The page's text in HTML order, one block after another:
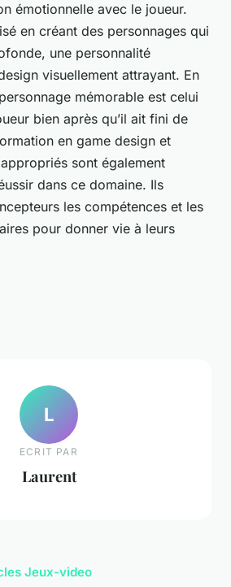
émotionnelle avec le joueur.
en créant des personnages qui
une personnalité
visuellement attrayant. En
mémorable est celui
bien après qu’il ait fini de
en game design et
appropriés sont également
dans ce domaine. Ils
les compétences et les
pour donner vie à leurs
L
ECRIT PAR
Laurent
Jeux-video